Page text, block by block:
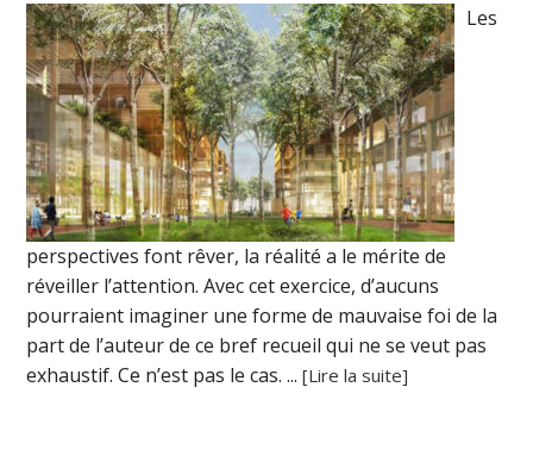
Les
perspectives font rêver, la réalité a le mérite de
réveiller l’attention. Avec cet exercice, d’aucuns
pourraient imaginer une forme de mauvaise foi de la
part de l’auteur de ce bref recueil qui ne se veut pas
exhaustif. Ce n’est pas le cas. ...[Lire la suite]